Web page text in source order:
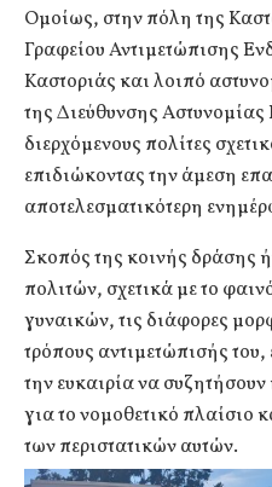
Ομοίως, στην πόλη της
Γραφείου Αντιμετώπισης
Καστοριάς και λοιπό
της Διεύθυνσης Αστυνομίας
διερχόμενους πολίτες
επιδιώκοντας την άμεση
αποτελεσματικότερη
Σκοπός της κοινής δράσης
πολιτών, σχετικά με το
γυναικών, τις διάφορες
τρόπους αντιμετώπισής του,
την ευκαιρία να
για το νομοθετικό πλαίσιο
των περιστατικών αυτών.